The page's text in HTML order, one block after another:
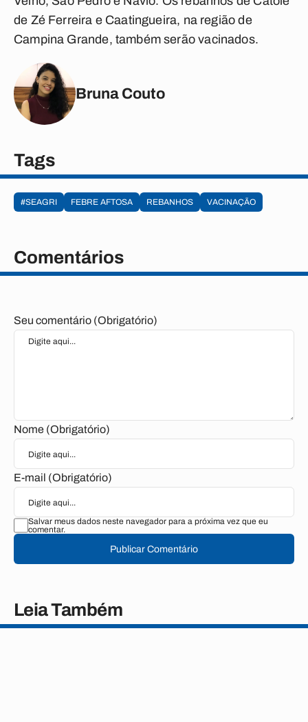
de Zé Ferreira e Caatingueira, na região de
Campina Grande, também serão vacinados.
Bruna Couto
Tags
#SEAGRI FEBRE AFTOSA REBANHOS VACINAÇÃO
Comentários
Seu comentário (Obrigatório)
Nome (Obrigatório)
E-mail (Obrigatório)
Salvar meus dados neste navegador para a próxima vez que eu
comentar.
Publicar Comentário
Leia Também